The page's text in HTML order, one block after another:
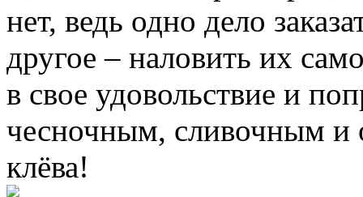
нет, ведь одно дело
другое – наловить их
в свое удовольствие и
чесночным, сливочным
клёва!